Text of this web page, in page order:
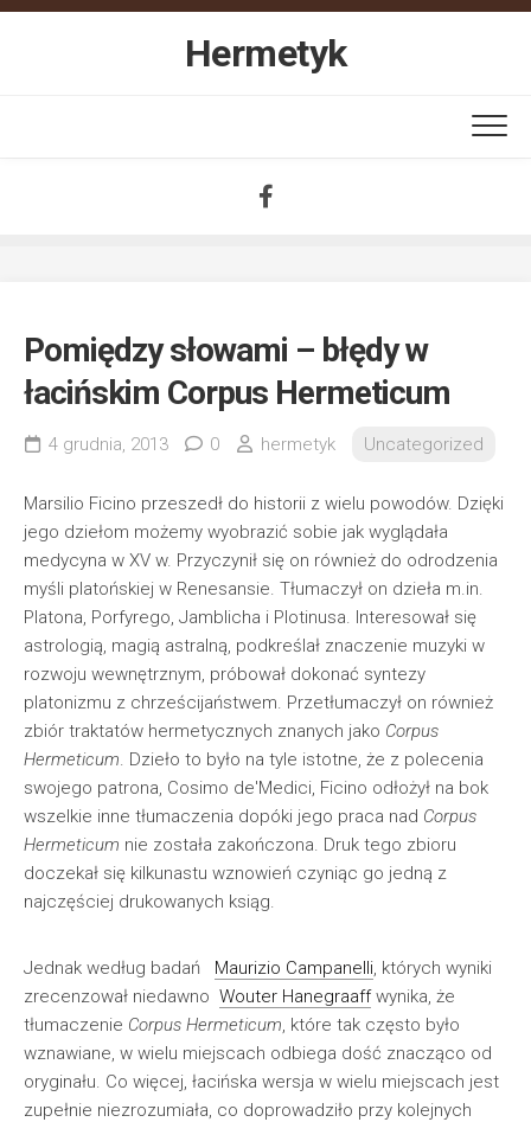
Skip
Hermetyk
Pomiędzy słowami – błędy w
łacińskim Corpus Hermeticum
4 grudnia, 2013 0 hermetyk Uncategorized
Marsilio Ficino przeszedł do historii z wielu powodów. Dzięki
jego dziełom możemy wyobrazić sobie jak wyglądała
medycyna w XV w. Przyczynił się on również do odrodzenia
myśli platońskiej w Renesansie. Tłumaczył on dzieła m.in.
Platona, Porfyrego, Jamblicha i Plotinusa. Interesował się
astrologią, magią astralną, podkreślał znaczenie muzyki w
rozwoju wewnętrznym, próbował dokonać syntezy
platonizmu z chrześcijaństwem. Przetłumaczył on również
zbiór traktatów hermetycznych znanych jako Corpus
Hermeticum. Dzieło to było na tyle istotne, że z polecenia
swojego patrona, Cosimo de'Medici, Ficino odłożył na bok
wszelkie inne tłumaczenia dopóki jego praca nad Corpus
Hermeticum nie została zakończona. Druk tego zbioru
doczekał się kilkunastu wznowień czyniąc go jedną z
najczęściej drukowanych ksiąg.
Jednak według badań Maurizio Campanelli, których wyniki
zrecenzował niedawno Wouter Hanegraaffwynika, że
tłumaczenie Corpus Hermeticum, które tak często było
wznawiane, w wielu miejscach odbiega dość znacząco od
oryginału. Co więcej, łacińska wersja w wielu miejscach jest
zupełnie niezrozumiała, co doprowadziło przy kolejnych